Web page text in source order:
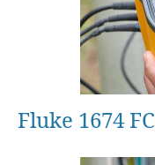
Fluke 1674 FC